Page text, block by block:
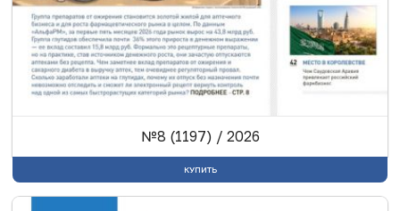
№8 (1197) / 2026
КУПИТЬ